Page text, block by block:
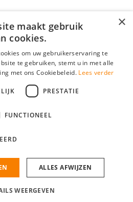
gevonden!
×
maakt gebruik
cookies.
om uw gebruikerservaring te
te gebruiken, stemt u in met alle
met ons Cookiebeleid. Lees verder
PRESTATIE
FUNCTIONEEL
ALLES AFWIJZEN
WEERGEVEN